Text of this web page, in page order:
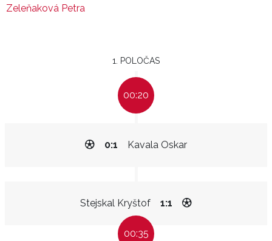
Zeleňaková Petra
1. POLOČAS
00:20
Kavala Oskar
0:1
Stejskal Kryštof 1:1
00:35